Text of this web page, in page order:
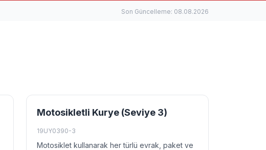
Son Güncelleme: 08.08.2026
Motosikletli Kurye (Seviye 3)
19UY0390-3
Motosiklet kullanarak her türlü evrak, paket ve